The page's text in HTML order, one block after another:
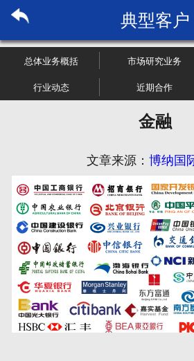
典型客户
总体业务概括 市场研究业务
行业动态 近期合作
金融
文章来源： 博纳国